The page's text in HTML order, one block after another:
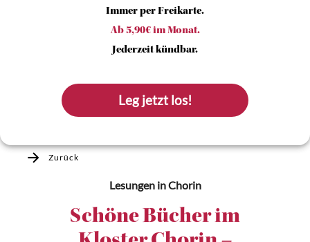
Immer per Freikarte.
Ab 5,90€ im Monat.
Jederzeit kündbar.
Leg jetzt los!
Zurück
Lesungenin Chorin
Schöne Bücher im